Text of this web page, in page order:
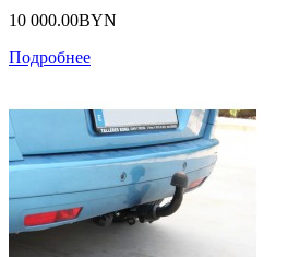
10 000.00BYN
Подробнее